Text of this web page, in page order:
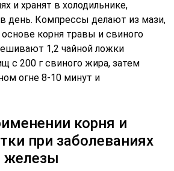
и хранят в холодильнике,
в день. Компрессы делают из мази,
корня травы и свиного
1,2 чайной ложки
с 200 г свиного жира, затем
огне 8-10 минут и
корня и
при заболеваниях
железы